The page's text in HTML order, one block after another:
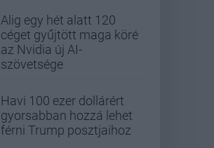
Alig egy hét alatt 120
céget gyűjtött maga köré
az Nvidia új AI-
szövetsége
Havi 100 ezer dollárért
gyorsabban hozzá lehet
férni Trump posztjaihoz